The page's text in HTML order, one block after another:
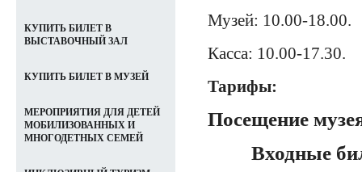
Музей: 10.00-18.00.
Касса: 10.00-17.30.
Тарифы:
Посещение
Входные
КУПИТЬ БИЛЕТ В
ВЫСТАВОЧНЫЙ ЗАЛ
КУПИТЬ БИЛЕТ В МУЗЕЙ
МЕРОПРИЯТИЯ ДЛЯ ДЕТЕЙ
МОБИЛИЗОВАННЫХ И
МНОГОДЕТНЫХ СЕМЕЙ